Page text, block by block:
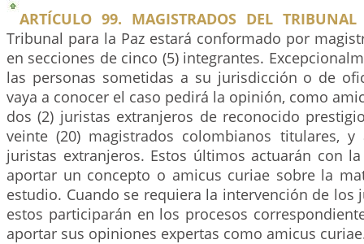
ARTÍCULO 99. MAGISTRADOS DEL
Tribunal para la Paz estará conformado por
en secciones de cinco (5) integrantes.
las personas sometidas a su jurisdicción o de
vaya a conocer el caso pedirá la opinión, como
dos (2) juristas extranjeros de reconocido
veinte (20) magistrados colombianos titulares, y
juristas extranjeros. Estos últimos actuarán con
aportar un concepto o amicus curiae sobre la
estudio. Cuando se requiera la intervención de los
estos participarán en los procesos
aportar sus opiniones expertas como amicus